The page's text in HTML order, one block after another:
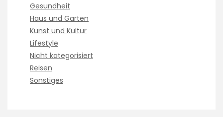
Gesundheit
Haus und Garten
Kunst und Kultur
Lifestyle
Nicht kategorisiert
Reisen
Sonstiges